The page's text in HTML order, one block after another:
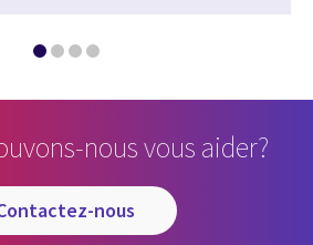
nous vous aider?
contactez-nous